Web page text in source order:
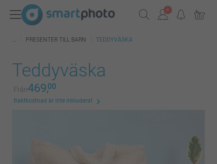
PRESENTER TILL BARN TEDDYVÄSKA
Teddyväska
Från469,00
fraktkostnad är inte inkluderat